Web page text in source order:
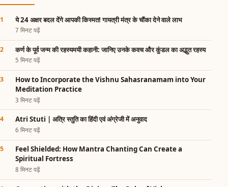
ये 24 अक्षर बदल देंगे आपकी किस्मत! गायत्री मंत्र के चौंका देने वाले लाभ
7 मिनट पढ़ें
कर्ण के पूर्व जन्म की रहस्यमयी कहानी: जानिए उनके कवच और कुंडल का अद्भुत रहस्य
5 मिनट पढ़ें
How to Incorporate the Vishnu Sahasranamam into Your
Meditation Practice
3 मिनट पढ़ें
Atri Stuti | अत्रि स्तुति का हिंदी एवं अंग्रेजी में अनुवाद
6 मिनट पढ़ें
Feel Shielded: How Mantra Chanting Can Create a
Spiritual Fortress
8 मिनट पढ़ें